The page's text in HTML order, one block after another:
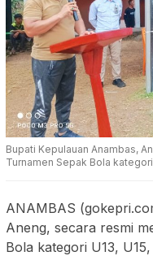
Bupati Kepulauan Anambas,
Turnamen Sepak Bola
ANAMBAS
Aneng, secara resmi
Bola kategori U13,